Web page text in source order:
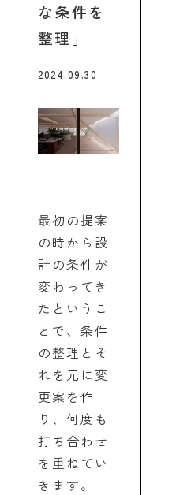
な条件を
整理
2024.09.30
最初の提案
の時から設
計の条件が
変わってき
たというこ
とで、条件
の整理とそ
れを元に変
更案を作
り、何度も
打ち合わせ
を重ねてい
きます。